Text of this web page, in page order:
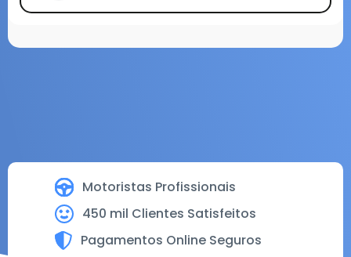
Motoristas Profissionais
450 mil Clientes Satisfeitos
Pagamentos Online Seguros